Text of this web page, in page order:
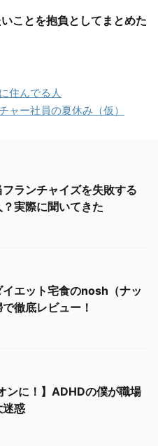
ことを抱負としてまとめた
住んでる人
ャー社員の夏休み（仮）
フランチャイズを失敗する
実際に聞いてきた
イエット宅食のnosh（ナッ
徹底レビュー！
ンに！】ADHDの僕が職場
迷惑